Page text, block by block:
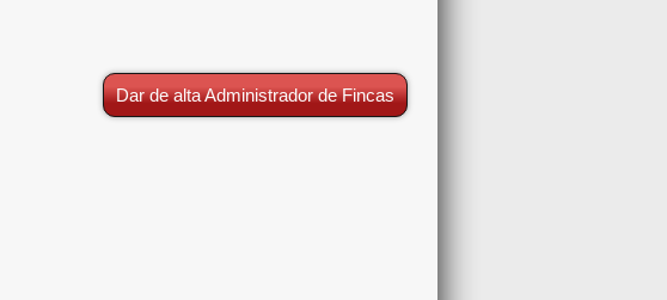
Dar de alta Administrador de Fincas